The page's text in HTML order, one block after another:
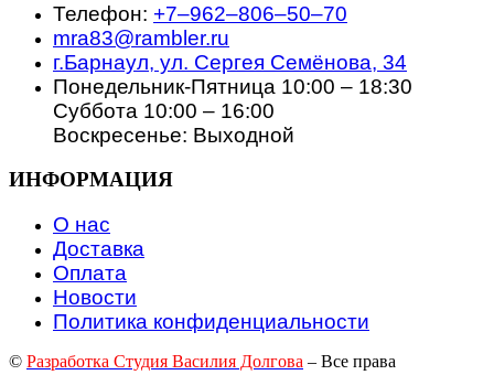
Телефон: +7‒962‒806‒50‒70
mra83@rambler.ru
г.Барнаул, ул. Сергея Семёнова, 34
Понедельник-Пятница 10:00 – 18:30
Суббота 10:00 – 16:00
Воскресенье: Выходной
ИНФОРМАЦИЯ
О нас
Доставка
Оплата
Новости
Политика конфиденциальности
© Разработка Студия Василия Долгова – Все права